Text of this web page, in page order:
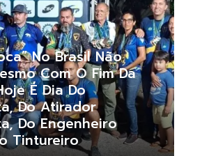
No Brasil Não
Com O Fim Da
É Dia Do
Do Atirador
Do Engenheiro
Tintureiro